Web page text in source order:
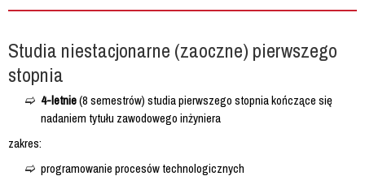
Studia niestacjonarne (zaoczne) pierwszego
stopnia
4-letnie(8 semestrów) studia pierwszego stopnia kończące się
nadaniem tytułu zawodowego inżyniera
zakres:
programowanie procesów technologicznych